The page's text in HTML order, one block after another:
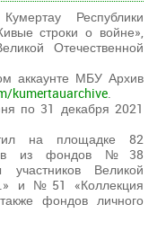
Республики
строки о войне»,
Отечественной
аккаунте МБУ Архив
kumertauarchive.
по 31 декабря 2021
на площадке 82
из фондов №38
Великой
и №51 «Коллекция
фондов личного